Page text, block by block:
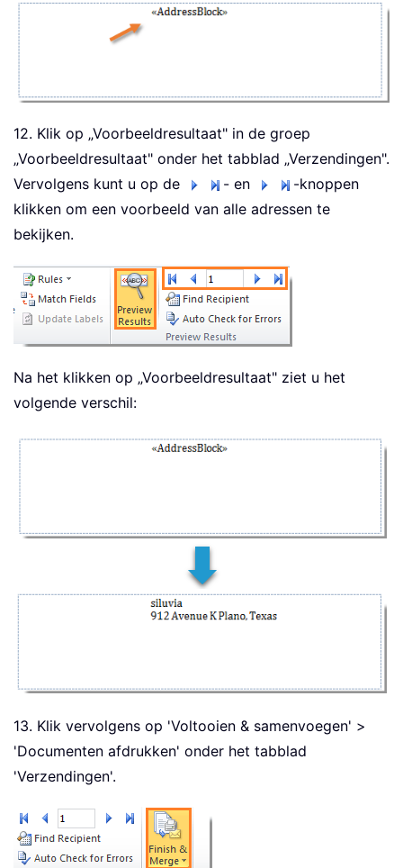
12. Klik op „Voorbeeldresultaat" in de groep
„Voorbeeldresultaat" onder het tabblad „Verzendingen".
Vervolgens kunt u op de
- en
-knoppen
klikken om een voorbeeld van alle adressen te
bekijken.
Na het klikken op „Voorbeeldresultaat" ziet u het
volgende verschil:
13. Klik vervolgens op 'Voltooien & samenvoegen' >
'Documenten afdrukken' onder het tabblad
'Verzendingen'.